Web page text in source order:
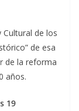
de los
de esa
de la reforma
años.
19